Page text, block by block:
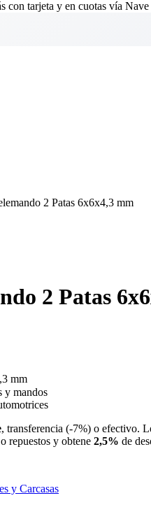
con tarjeta y en cuotas vía Nave
2 Patas 6x6x4,3 mm
2 Patas
mm
y mandos
, transferencia (-7%) o efectivo.
repuestos y obtene 2,5% de
y Carcasas